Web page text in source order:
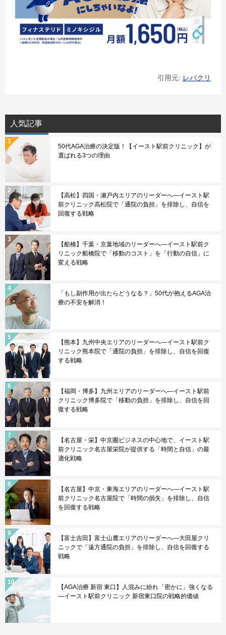
引用元: レバクリ
人気記事
50代AGA治療の決定版！【イースト駅前クリニック】が
選ばれる3つの理由
【高松】四国・瀬戸内エリアのリーダーへ—イースト駅
前クリニック高松院で「通院の負担」を排除し、自信を
回復する戦略
【船橋】千葉・京葉地域のリーダーへ—イースト駅前ク
リニック船橋院で「移動のコスト」を「行動の自信」に
変える戦略
「もし副作用が出たらどうなる？」50代が抱えるAGA治
療の不安を解消！
【熊本】九州中央エリアのリーダーへ—イースト駅前ク
リニック熊本院で「通院の負担」を排除し、自信を回復
する戦略
【福岡・博多】九州エリアのリーダーへ—イースト駅前
クリニック博多院で「移動の負担」を排除し、自信を回
復する戦略
【名古屋・栄】中京圏ビジネスの中心地で、イースト駅
前クリニック名古屋栄院が提供する「時間と自信」の最
適化戦略
【名古屋】中京・東海エリアのリーダーへ—イースト駅
前クリニック名古屋院で「時間の損失」を排除し、自信
を回復する戦略
【富士吉田】富士山麓エリアのリーダーへ—大田屋クリ
ニックで「遠方通院の負担」を排除し、自信を回復する
戦略
【AGA治療 新宿 東口】人混みに紛れ「密かに」強くなる
—イースト駅前クリニック 新宿東口院の戦略的価値